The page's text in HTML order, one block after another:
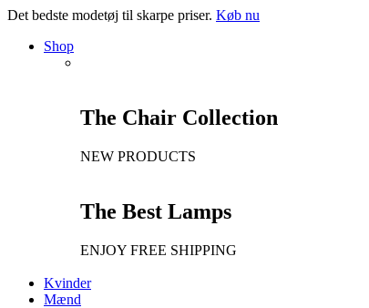
Det bedste modetøj til skarpe priser. Køb nu
Shop
The Chair Collection
NEW PRODUCTS
The Best Lamps
ENJOY FREE SHIPPING
Kvinder
Mænd